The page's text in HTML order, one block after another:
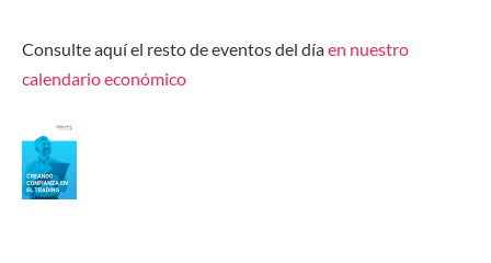
Consulte aquí el resto de eventos del díaen nuestro
calendario económico